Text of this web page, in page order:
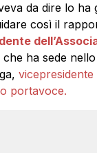
da dire lo ha
così il
che ha sede
portavoce.